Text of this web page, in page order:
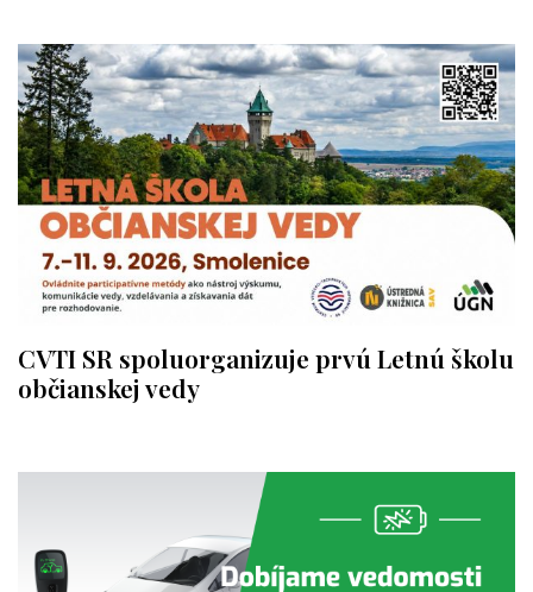
CVTI SR spoluorganizuje prvú Letnú školu
občianskej vedy